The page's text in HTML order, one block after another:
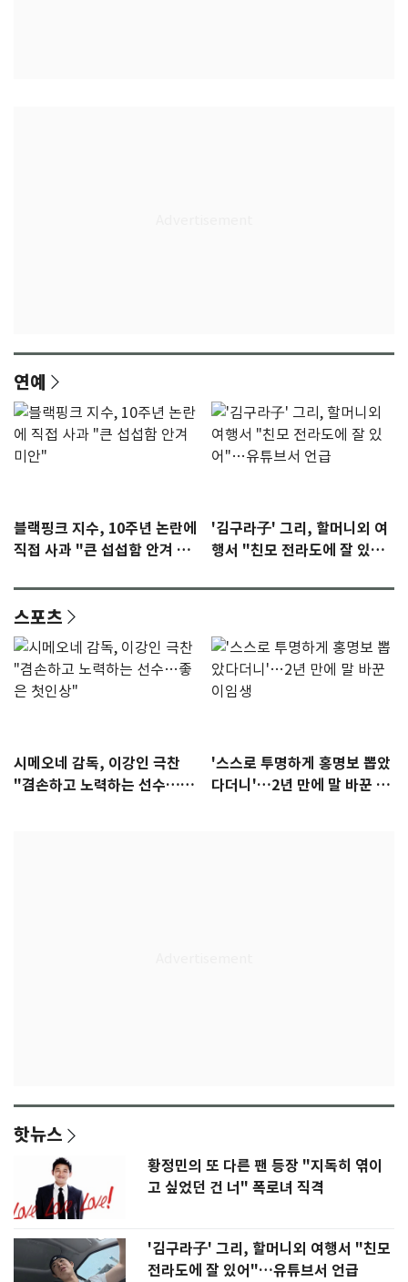
연예
블랙핑크 지수, 10주년 논란에
직접 사과 "큰 섭섭함 안겨 미
'김구라子' 그리, 할머니외 여
행서 "친모 전라도에 잘 있
스포츠
시메오네 감독, 이강인 극찬
"겸손하고 노력하는 선수…좋
'스스로 투명하게 홍명보 뽑았
다더니'…2년 만에 말 바꾼 이
핫뉴스
황정민의 또 다른 팬 등장 "지독히 엮이
고 싶었던 건 너" 폭로녀 직격
'김구라子' 그리, 할머니외 여행서 "친모
전라도에 잘 있어"…유튜브서 언급